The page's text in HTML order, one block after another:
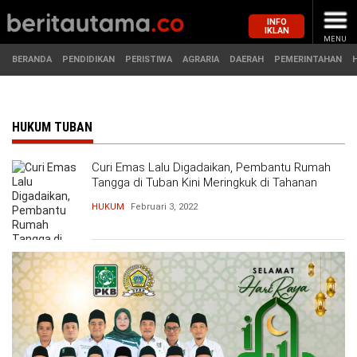
MASUK
BERANDA
PERISTIWA
AGRARIA
DAERAH
PEMERINTAHAN
PENDIDIKAN
HUKUM
EKONOMI
OLAHRAGA
PENDIDIKAN
INFO
IKLAN
MENU
BERANDA PENDIDIKAN PERISTIWA AGRARIA DAERAH PEMERINTAHAN
HUKUM TUBAN
Curi Emas Lalu Digadaikan, Pembantu Rumah
Tangga di Tuban Kini Meringkuk di Tahanan
HUKUM Februari 3, 2022